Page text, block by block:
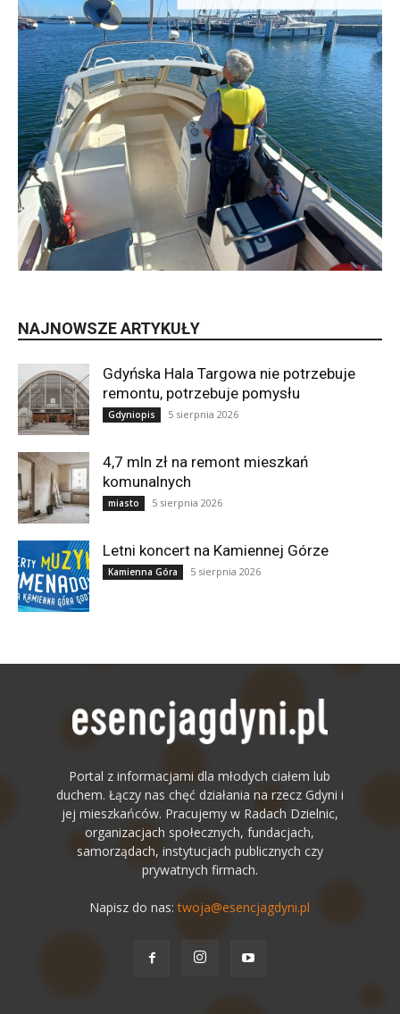
NAJNOWSZE ARTYKUŁY
Gdyńska Hala Targowa nie potrzebuje
remontu, potrzebuje pomysłu
Gdyniopis 5 sierpnia 2026
4,7 mln zł na remont mieszkań
komunalnych
miasto 5 sierpnia 2026
Letni koncert na Kamiennej Górze
Kamienna Góra 5 sierpnia 2026
Portal z informacjami dla młodych ciałem lub
duchem. Łączy nas chęć działania na rzecz Gdyni i
jej mieszkańców. Pracujemy w Radach Dzielnic,
organizacjach społecznych, fundacjach,
samorządach, instytucjach publicznych czy
prywatnych firmach.
Napisz do nas:twoja@esencjagdyni.pl